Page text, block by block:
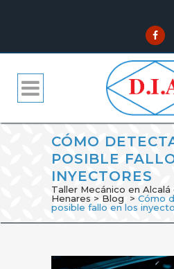
CÓMO
POSIBLE
INYECTORES
Taller Mecánico en Alcalá
Henares > Blog > Cómo
posible fallo en los